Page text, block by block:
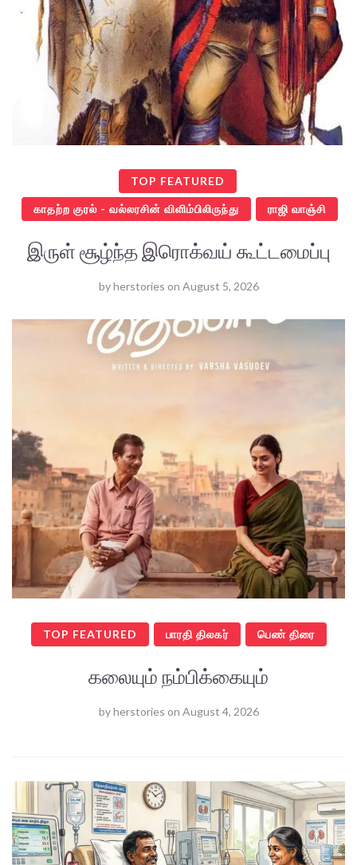
TOP FEATURED
காதற்ற குரல் - வல்லரசின் விளிம்பிலிருந்து ராஜி வாஞ்சி
இருள் சூழ்ந்த இரொக்வய் கூட்டமைப்பு
byherstories on August 5, 2026
TOP FEATURED பாரதி திலகர் பெண் திரை
கலையும் நம்பிக்கையும்
byherstories on August 4, 2026